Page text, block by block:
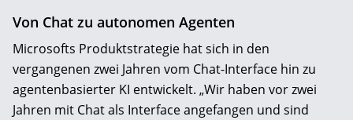
Von Chat zu autonomen Agenten
Microsofts Produktstrategie hat sich in den
vergangenen zwei Jahren vom Chat-Interface hin zu
agentenbasierter KI entwickelt. „Wir haben vor zwei
Jahren mit Chat als Interface angefangen und sind